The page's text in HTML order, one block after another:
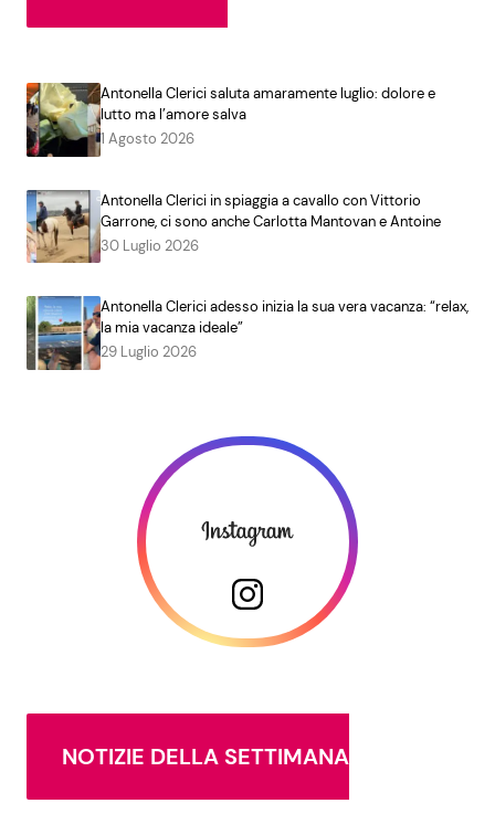
Antonella Clerici saluta amaramente luglio: dolore e
lutto ma l’amore salva
1 Agosto 2026
Antonella Clerici in spiaggia a cavallo con Vittorio
Garrone, ci sono anche Carlotta Mantovan e Antoine
30 Luglio 2026
Antonella Clerici adesso inizia la sua vera vacanza: “relax,
la mia vacanza ideale”
29 Luglio 2026
NOTIZIE DELLA SETTIMANA